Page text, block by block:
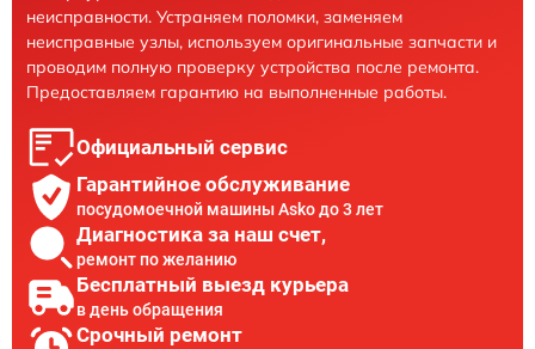
неисправности. Устраняем поломки, заменяем
неисправные узлы, используем оригинальные запчасти и
проводим полную проверку устройства после ремонта.
Предоставляем гарантию на выполненные работы.
Официальный сервис
Гарантийное обслуживание
посудомоечной машины Asko до 3 лет
Диагностика за наш счет,
ремонт по желанию
Бесплатный выезд курьера
в день обращения
Срочный ремонт